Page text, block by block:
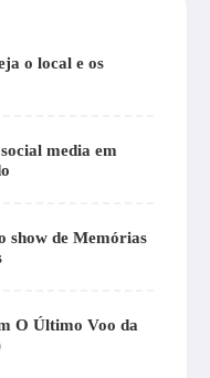
o local e os
media em
show de Memórias
O Último Voo da